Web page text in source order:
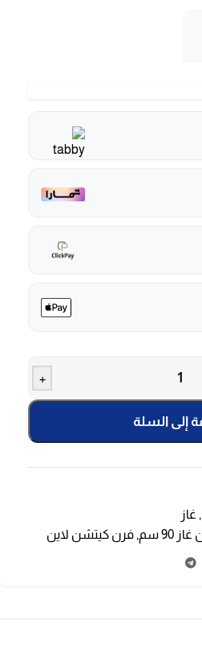
+
إلى السلة
, غاز
90 سم , فرن كيتشن لاين